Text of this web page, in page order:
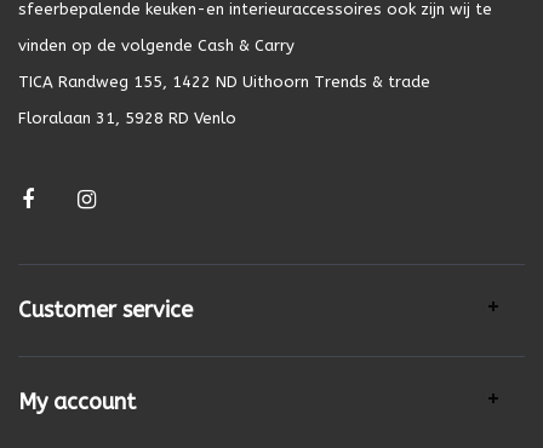
sfeerbepalende keuken-en interieuraccessoires ook zijn wij te
vinden op de volgende Cash & Carry
TICA Randweg 155, 1422 ND Uithoorn Trends & trade
Floralaan 31, 5928 RD Venlo
Customer service
My account